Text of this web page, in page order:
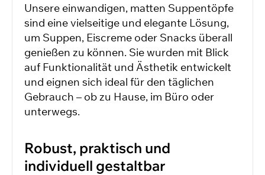
Unsere einwandigen, matten Suppentöpfe
sind eine vielseitige und elegante Lösung,
um Suppen, Eiscreme oder Snacks überall
genießen zu können. Sie wurden mit Blick
auf Funktionalität und Ästhetik entwickelt
und eignen sich ideal für den täglichen
Gebrauch – ob zu Hause, im Büro oder
unterwegs.
Robust, praktisch und
individuell gestaltbar